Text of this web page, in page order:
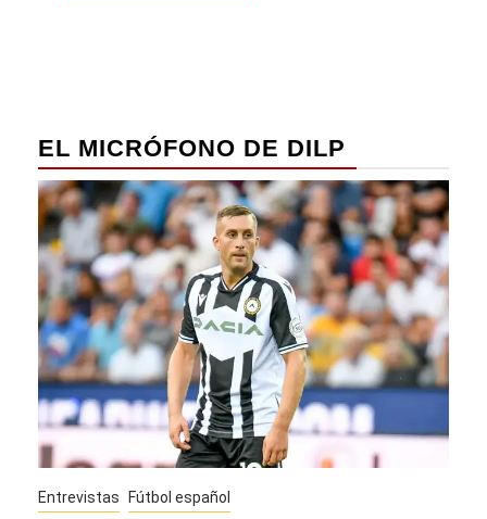
EL MICRÓFONO DE DILP
Entrevistas Fútbol español